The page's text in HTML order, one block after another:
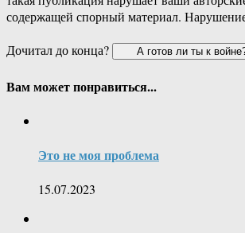
содержащей спорный материал.
Дочитал до конца?
Вам может понравиться...
Это не моя проблема
15.07.2023